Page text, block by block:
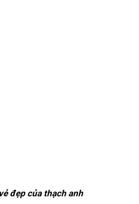
đẹp của thạch anh